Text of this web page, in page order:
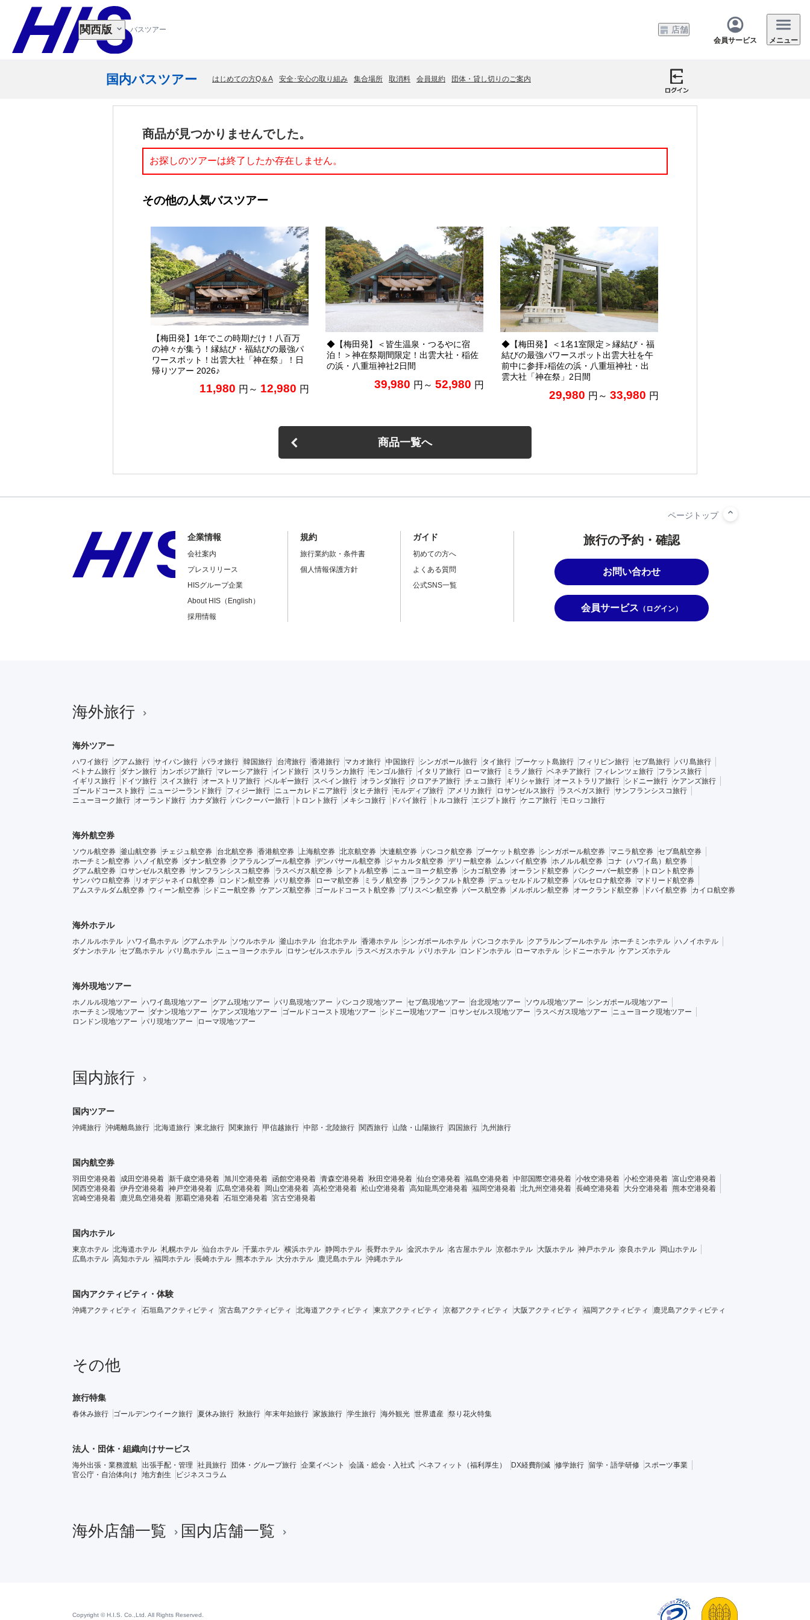
バスツアー
関西版 店舗
会員サービス メニュー
国内バスツアー はじめての方Q＆A 安全･安心の取り組み 集合場所 取消料 会員規約 団体・貸し切りのご案内
商品が見つかりませんでした。
お探しのツアーは終了したか存在しません。
その他の人気バスツアー
【梅田発】1年でこの時期だけ！八百万
の神々が集う！縁結び・福結びの最強パ
ワースポット！出雲大社「神在祭」！日
帰りツアー 2026♪
11,980 円～ 12,980 円
◆【梅田発】＜皆生温泉・つるやに宿
泊！＞神在祭期間限定！出雲大社・稲佐
の浜・八重垣神社2日間
39,980 円～52,980 円
◆【梅田発】＜1名1室限定＞縁結び・福
結びの最強パワースポット出雲大社を午
前中に参拝♪稲佐の浜・八重垣神社・出
雲大社「神在祭」2日間
29,980 円～33,980 円
商品一覧へ
旅行の予約・確認
お問い合わせ
会員サービス （ログイン）
企業情報
会社案内
プレスリリース
HISグループ企業
About HIS（English）
採用情報
規約
旅行業約款・条件書
個人情報保護方針
ガイド
初めての方へ
よくある質問
公式SNS一覧
海外旅行
海外ツアー
ハワイ旅行 グアム旅行 サイパン旅行 パラオ旅行 韓国旅行 台湾旅行 香港旅行 マカオ旅行 中国旅行 シンガポール旅行 タイ旅行 プーケット島旅行 フィリピン旅行 セブ島旅行 バリ島旅行
ベトナム旅行
ダナン旅行 カンボジア旅行 マレーシア旅行 インド旅行 スリランカ旅行 モンゴル旅行 イタリア旅行 ローマ旅行 ミラノ旅行 ベネチア旅行 フィレンツェ旅行
フランス旅行
イギリス旅行
ドイツ旅行 スイス旅行 オーストリア旅行 ベルギー旅行 スペイン旅行 オランダ旅行 クロアチア旅行 チェコ旅行 ギリシャ旅行 オーストラリア旅行 シドニー旅行 ケアンズ旅行
ゴールドコースト旅行
ニュージーランド旅行 フィジー旅行 ニューカレドニア旅行 タヒチ旅行 モルディブ旅行 アメリカ旅行 ロサンゼルス旅行 ラスベガス旅行 サンフランシスコ旅行
ニューヨーク旅行
オーランド旅行 カナダ旅行 バンクーバー旅行 トロント旅行 メキシコ旅行 ドバイ旅行 トルコ旅行 エジプト旅行 ケニア旅行 モロッコ旅行
海外航空券
ソウル航空券 釜山航空券 チェジュ航空券 台北航空券 香港航空券 上海航空券 北京航空券 大連航空券 バンコク航空券 プーケット航空券 シンガポール航空券 マニラ航空券 セブ島航空券
ホーチミン航空券 ハノイ航空券 ダナン航空券 クアラルンプール航空券 デンパサール航空券 ジャカルタ航空券 デリー航空券 ムンバイ航空券 ホノルル航空券
コナ（ハワイ島）航空券
グアム航空券
ロサンゼルス航空券 サンフランシスコ航空券 ラスベガス航空券 シアトル航空券 ニューヨーク航空券 シカゴ航空券 オーランド航空券 バンクーバー航空券
トロント航空券
サンパウロ航空券
リオデジャネイロ航空券 ロンドン航空券 パリ航空券 ローマ航空券 ミラノ航空券 フランクフルト航空券 デュッセルドルフ航空券 バルセロナ航空券
マドリード航空券
アムステルダム航空券
ウィーン航空券 シドニー航空券 ケアンズ航空券 ゴールドコースト航空券 ブリスベン航空券 パース航空券 メルボルン航空券 オークランド航空券 ドバイ航空券 カイロ航空券
海外ホテル
ホノルルホテル ハワイ島ホテル グアムホテル ソウルホテル 釜山ホテル 台北ホテル 香港ホテル シンガポールホテル バンコクホテル クアラルンプールホテル ホーチミンホテル ハノイホテル
ダナンホテル セブ島ホテル バリ島ホテル ニューヨークホテル ロサンゼルスホテル ラスベガスホテル パリホテル ロンドンホテル ローマホテル シドニーホテル ケアンズホテル
海外現地ツアー
ホノルル現地ツアー ハワイ島現地ツアー グアム現地ツアー バリ島現地ツアー バンコク現地ツアー セブ島現地ツアー 台北現地ツアー ソウル現地ツアー
シンガポール現地ツアー
ホーチミン現地ツアー
ダナン現地ツアー ケアンズ現地ツアー ゴールドコースト現地ツアー シドニー現地ツアー ロサンゼルス現地ツアー ラスベガス現地ツアー
ニューヨーク現地ツアー
ロンドン現地ツアー
パリ現地ツアー ローマ現地ツアー
国内旅行
国内ツアー
沖縄旅行 沖縄離島旅行 北海道旅行 東北旅行 関東旅行 甲信越旅行 中部・北陸旅行 関西旅行 山陰・山陽旅行 四国旅行 九州旅行
国内航空券
羽田空港発着 成田空港発着 新千歳空港発着 旭川空港発着 函館空港発着 青森空港発着 秋田空港発着 仙台空港発着 福島空港発着 中部国際空港発着 小牧空港発着 小松空港発着 富山空港発着
関西空港発着 伊丹空港発着 神戸空港発着 広島空港発着 岡山空港発着 高松空港発着 松山空港発着 高知龍馬空港発着 福岡空港発着 北九州空港発着 長崎空港発着 大分空港発着 熊本空港発着
宮崎空港発着
鹿児島空港発着 那覇空港発着 石垣空港発着 宮古空港発着
国内ホテル
東京ホテル 北海道ホテル 札幌ホテル 仙台ホテル 千葉ホテル 横浜ホテル 静岡ホテル 長野ホテル 金沢ホテル 名古屋ホテル 京都ホテル 大阪ホテル 神戸ホテル 奈良ホテル
岡山ホテル
広島ホテル 高知ホテル 福岡ホテル 長崎ホテル 熊本ホテル 大分ホテル 鹿児島ホテル 沖縄ホテル
国内アクティビティ・体験
沖縄アクティビティ 石垣島アクティビティ 宮古島アクティビティ 北海道アクティビティ 東京アクティビティ 京都アクティビティ 大阪アクティビティ 福岡アクティビティ 鹿児島アクティビティ
その他
旅行特集
春休み旅行 ゴールデンウイーク旅行 夏休み旅行 秋旅行 年末年始旅行 家族旅行 学生旅行 海外観光 世界遺産 祭り花火特集
法人・団体・組織向けサービス
海外出張・業務渡航 出張手配・管理 社員旅行 団体・グループ旅行 企業イベント 会議・総会・入社式 ベネフィット（福利厚生） DX経費削減 修学旅行 留学・語学研修
スポーツ事業
官公庁・自治体向け
地方創生 ビジネスコラム
海外店舗一覧 国内店舗一覧
Copyright © H.I.S. Co.,Ltd. All Rights Reserved.